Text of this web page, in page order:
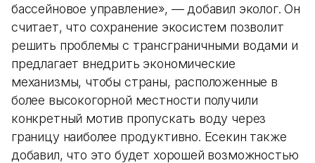
бассейновое управление», — добавил эколог. Он
считает, что сохранение экосистем позволит
решить проблемы с трансграничными водами и
предлагает внедрить экономические
механизмы, чтобы страны, расположенные в
более высокогорной местности получили
конкретный мотив пропускать воду через
границу наиболее продуктивно. Есекин также
добавил, что это будет хорошей возможностью